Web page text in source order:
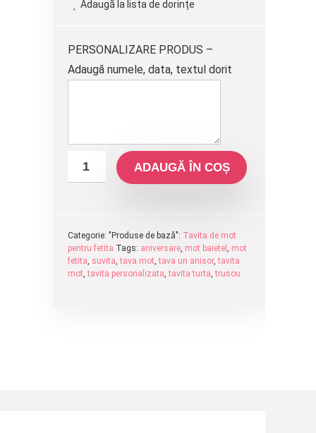
fost:
225.00 lei.
Adaugă la lista de dorințe
PERSONALIZARE PRODUS –
Adaugă numele, data, textul dorit
ADAUGĂ ÎN COȘ
Categorie: "Produse de bază": Tavita de mot
pentru fetita Tags: aniversare, mot baietel , mot
fetita, suvita,tava mot,tava un anisor,tavita
mot,tavita personalizata,tavita turta,trusou